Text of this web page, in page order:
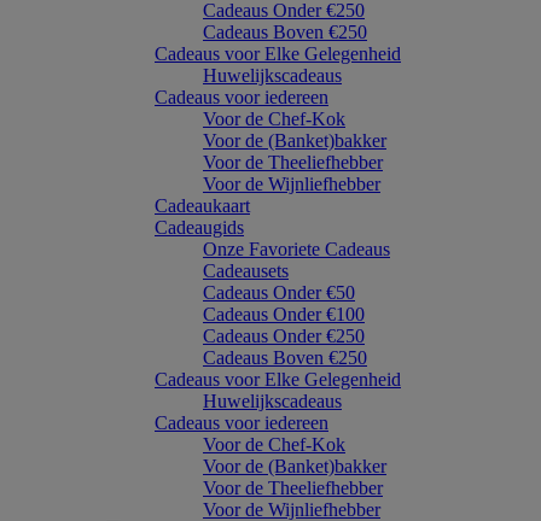
Cadeaus Onder €250
Cadeaus Boven €250
Cadeaus voor Elke Gelegenheid
Huwelijkscadeaus
Cadeaus voor iedereen
Voor de Chef-Kok
Voor de (Banket)bakker
Voor de Theeliefhebber
Voor de Wijnliefhebber
Cadeaukaart
Cadeaugids
Onze Favoriete Cadeaus
Cadeausets
Cadeaus Onder €50
Cadeaus Onder €100
Cadeaus Onder €250
Cadeaus Boven €250
Cadeaus voor Elke Gelegenheid
Huwelijkscadeaus
Cadeaus voor iedereen
Voor de Chef-Kok
Voor de (Banket)bakker
Voor de Theeliefhebber
Voor de Wijnliefhebber